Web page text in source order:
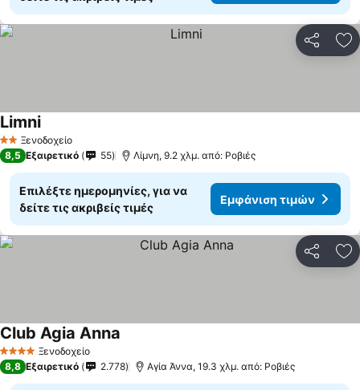
2 ΑστέριαΞενοδοχείο
Limni
8,5 Εξαιρετικό 55 Λίμνη, 9.2 χλμ. από: Ροβιές
Επιλέξτε ημερομηνίες, για να
δείτε τις ακριβείς τιμές
Εμφάνιση τιμών
4 ΑστέριαΞενοδοχείο
Club Agia Anna
8,8 Εξαιρετικό 2.778 Αγία Άννα, 19.3 χλμ. από: Ροβιές